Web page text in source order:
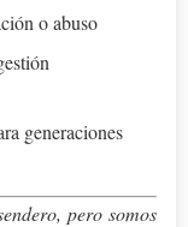
o abuso
generaciones
pero somos